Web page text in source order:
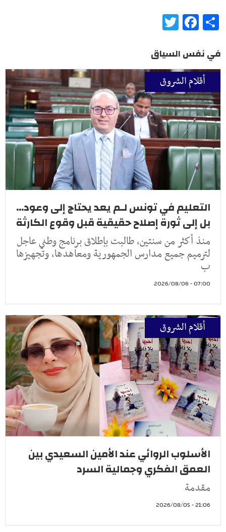
Share
Facebook
في نفس السياق
أقلام الشروق
التعليم في تونس لـم يعد يحتاج إلى وعود...
بل إلى ثورة إصلاح حقيقية قبل وقوع الكارثة
منذ أكثر من سنتين، طالبت بإطلاق برنامج وطني عاجل
لترميم جميع مدارس الجمهورية ومعاهدها، وتجهيزها
ب
07:00 - 2026/08/06
أقلام الشروق
الأسلوب الروائي عند الأمين السعيدي بين
العمق الفكري وجمالية السرد
مقدمة
21:06 - 2026/08/05